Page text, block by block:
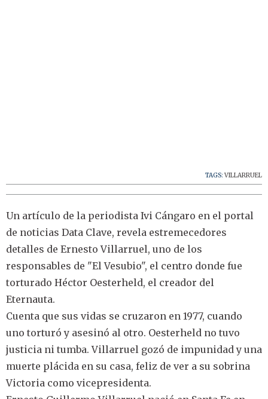
TAGS: VILLARRUEL
Un artículo de la periodista Ivi Cángaro en el portal
de noticias Data Clave, revela estremecedores
detalles de Ernesto Villarruel, uno de los
responsables de "El Vesubio", el centro donde fue
torturado Héctor Oesterheld, el creador del
Eternauta.
Cuenta que sus vidas se cruzaron en 1977, cuando
uno torturó y asesinó al otro. Oesterheld no tuvo
justicia ni tumba. Villarruel gozó de impunidad y una
muerte plácida en su casa, feliz de ver a su sobrina
Victoria como vicepresidenta.